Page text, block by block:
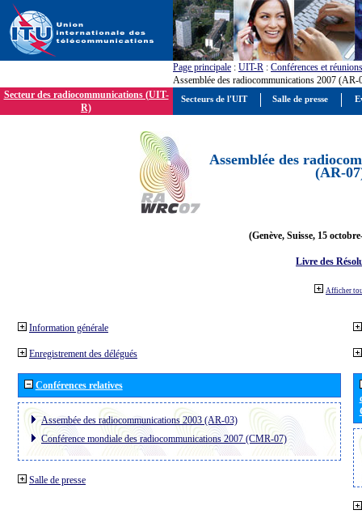
Page principale : UIT-R : Conférences et réunions
Assemblée des radiocommunications 2007 (AR-
Secteur des radiocommunications (UIT-
R)
Assemblée des
(AR-
(Genève, Suisse, 15
Livre des
Afficher
Information générale
Enregistrement des délégués
Conférences relatives
Assembée des radiocommunications 2003 (AR-03)
Conférence mondiale des radiocommunications 2007 (CMR-07)
Salle de presse
Secteurs de l'UIT Salle de presse